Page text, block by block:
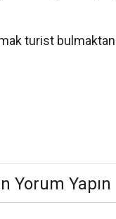
turist
Yorum Yapın